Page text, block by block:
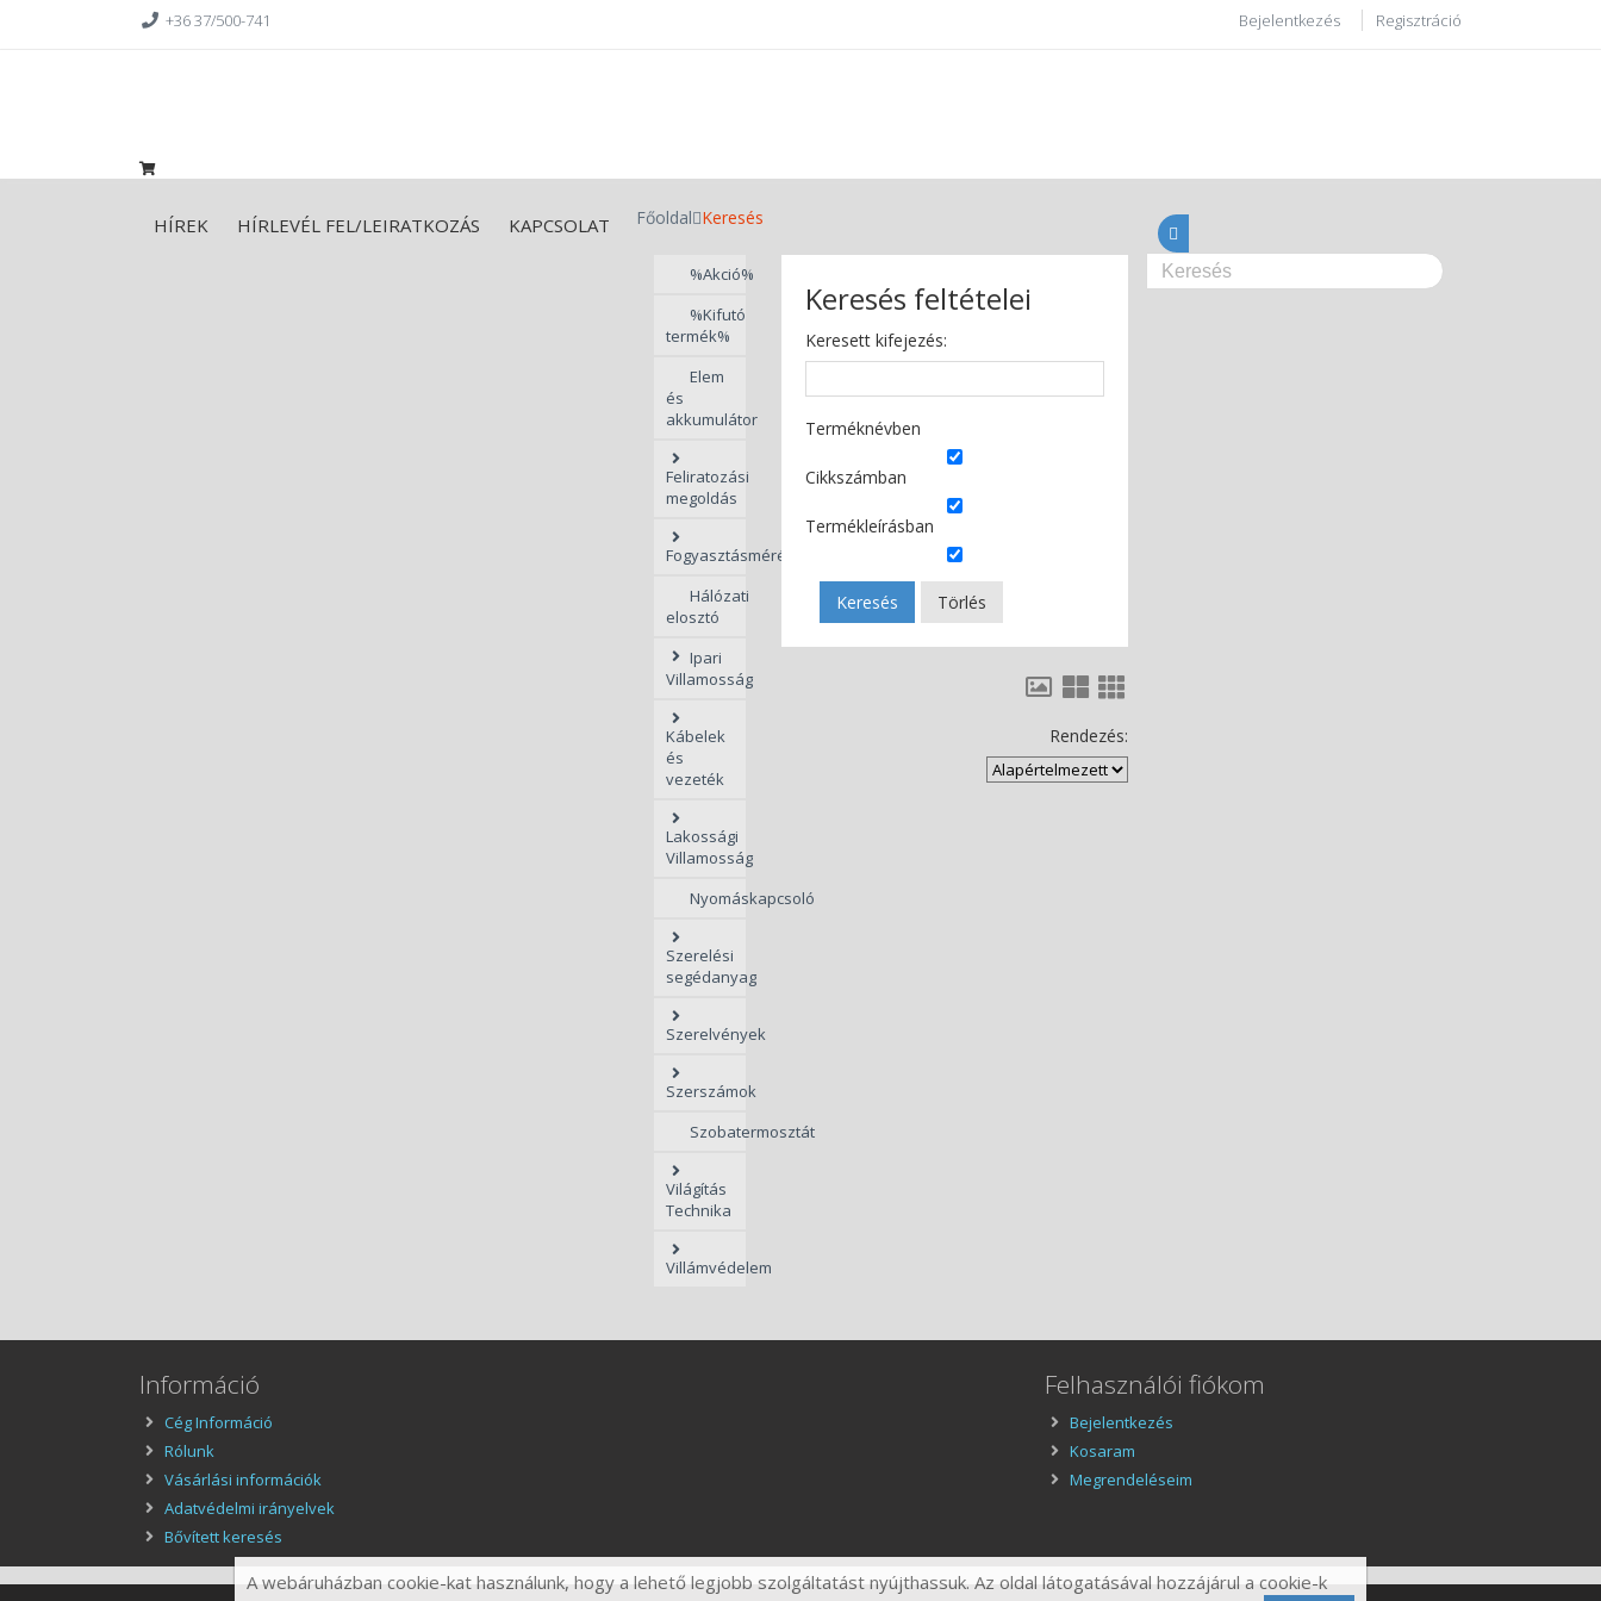
+36 37/500-741 Bejelentkezés Regisztráció
HÍREK HÍRLEVÉL FEL/LEIRATKOZÁS KAPCSOLAT Főoldal Keresés
%Akció%
%Kifutó
termék%
Elem
és
akkumulátor
Feliratozási
megoldás
Fogyasztásmérés
Hálózati
elosztó
Ipari
Villamosság
Kábelek
és
vezeték
Lakossági
Villamosság
Nyomáskapcsoló
Szerelési
segédanyag
Szerelvények
Szerszámok
Szobatermosztát
Világítás
Technika
Villámvédelem
Keresés feltételei
Keresett kifejezés:
Terméknévben
Cikkszámban
Termékleírásban
Keresés Törlés
Rendezés:
Információ
Cég Információ
Rólunk
Vásárlási információk
Adatvédelmi irányelvek
Bővített keresés
Felhasználói fiókom
Bejelentkezés
Kosaram
Megrendeléseim
A webáruházban cookie-kat használunk, hogy a lehető legjobb szolgáltatást nyújthassuk. Az oldal látogatásával hozzájárul a cookie-k